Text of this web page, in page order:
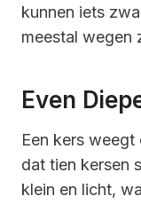
kunnen iets
meestal wegen
Even
Een kers weegt
dat tien kersen
klein en licht,